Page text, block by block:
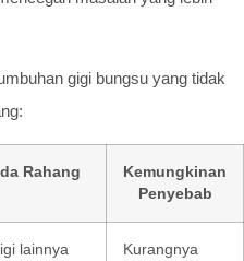
gigi bungsu yang tidak
Rahang
Kemungkinan
Penyebab
lainnya
Kurangnya